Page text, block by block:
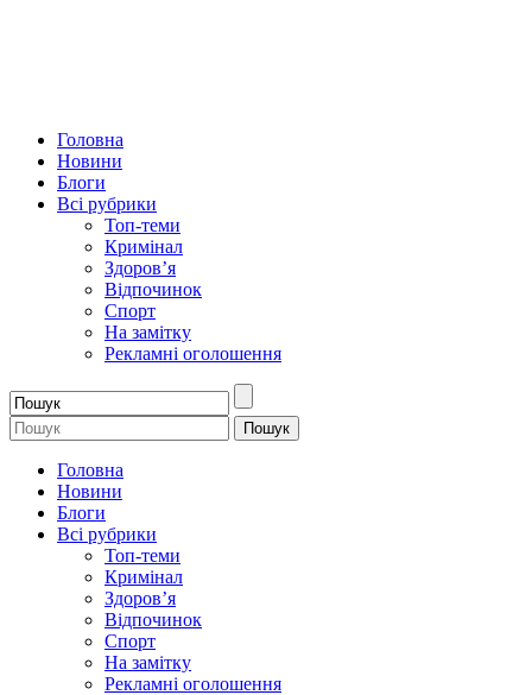
Головна
Новини
Блоги
Всі рубрики
Топ-теми
Кримінал
Здоров’я
Відпочинок
Спорт
На замітку
Рекламні оголошення
Головна
Новини
Блоги
Всі рубрики
Топ-теми
Кримінал
Здоров’я
Відпочинок
Спорт
На замітку
Рекламні оголошення